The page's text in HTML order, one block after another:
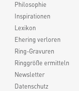
Philosophie
Inspirationen
Lexikon
Ehering verloren
Ring-Gravuren
Ringgröße ermitteln
Newsletter
Datenschutz